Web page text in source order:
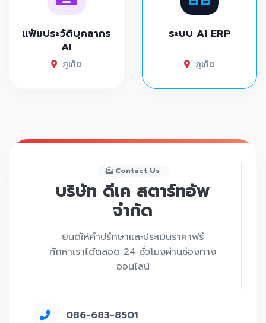
แฟ้มประวัติบุคลากร
AI
ภูเก็ต
ระบบ AI ERP
ภูเก็ต
Contact Us
บริษัท ดีเค สตาร์ทอัพ
จำกัด
ยินดีให้คำปรึกษาและประเมินราคาฟรี
ทักหาเราได้ตลอด 24 ชั่วโมงผ่านช่องทาง
ออนไลน์
086-683-8501